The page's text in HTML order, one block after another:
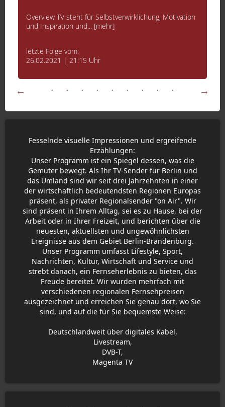
Overview TV steht für Selbstverwirklichung, Motivation
und Inspiration und... [mehr]
letzte Folge vom:
26.02.2021 | 21:15 Uhr
Fesselnde visuelle Impressionen und ergreifende
Erzählungen:
Unser Programm ist ein Spiegel dessen, was die
Gemüter bewegt. Als Ihr TV-Sender für Berlin und
das Umland sind wir seit drei Jahrzehnten in einer
der wirtschaftlich bedeutendsten Regionen Europas
präsent, als privater Regionalsender "on Air". Wir
sind präsent in Ihrem Alltag, sei es zu Hause, bei der
Arbeit oder in Ihrer Freizeit, und berichten über die
neuesten, aktuellsten und ungewöhnlichsten
Ereignisse aus dem Gebiet Berlin-Brandenburg.
Unser Programm umfasst Lifestyle, Sport,
Nachrichten, Kultur, Wirtschaft und Service und
strebt danach, ein Fernseherlebnis zu bieten, das
Freude bereitet. Wir wurden mehrfach mit
verschiedenen regionalen Fernsehpreisen
ausgezeichnet und erreichen Sie genau dort, wo Sie
sind, und auf die für Sie bequemste Weise:
Deutschlandweit über digitales Kabel,
Livestream,
DVB-T,
Magenta TV